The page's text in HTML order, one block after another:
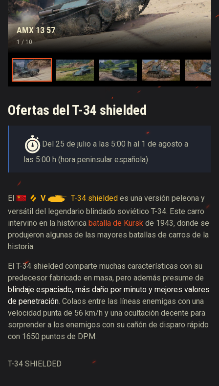
AMX 13 57
1 / 10
Ofertas del T-34 shielded
Del 25 de julio a las 5:00 h al 1 de agosto a
las 5:00 h (hora peninsular española)
El V T-34 shielded es una versión peleona y
versátil del legendario blindado soviético T-34. Este carro
intervino en la histórica batalla de Kursk de 1943, donde se
produjeron algunas de las mayores batallas de carros de la
historia.
El T-34 shielded comparte muchas características con su
predecesor fabricado en masa, pero además presume de
blindaje espaciado, más daño por minuto y mejores valores
de penetración . Colaos entre las líneas enemigas con una
velocidad punta de 56 km/h y una ocultación decente para
sorprender a los enemigos con su cañón de disparo rápido
con 1650 puntos de DPM.
T-34 SHIELDED